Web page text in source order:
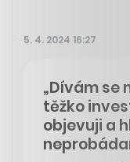
5. 4. 2024 16:27
„Dívám se
těžko
objevuji a